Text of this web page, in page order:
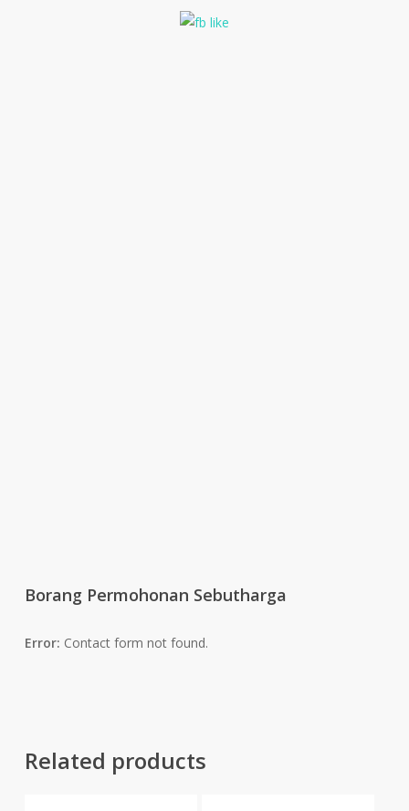
Borang Permohonan Sebutharga
Error: Contact form not found.
Related products